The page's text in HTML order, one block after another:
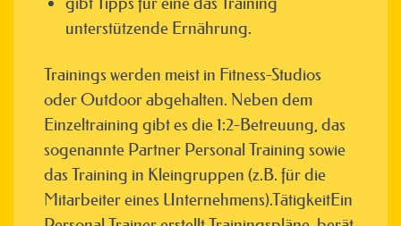
unterstützende Ernährung.
Trainings werden meist in Fitness-Studios
oder Outdoor abgehalten. Neben dem
Einzeltraining gibt es die 1:2-Betreuung, das
sogenannte Partner Personal Training sowie
das Training in Kleingruppen (z.B. für die
Mitarbeiter eines Unternehmens).TätigkeitEin